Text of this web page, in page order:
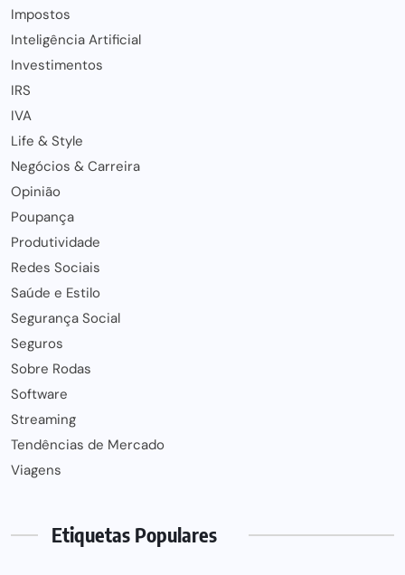
Impostos
Inteligência Artificial
Investimentos
IRS
IVA
Life & Style
Negócios & Carreira
Opinião
Poupança
Produtividade
Redes Sociais
Saúde e Estilo
Segurança Social
Seguros
Sobre Rodas
Software
Streaming
Tendências de Mercado
Viagens
Etiquetas Populares